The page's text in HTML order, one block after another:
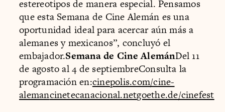
estereotipos de manera especial. Pensamos
que esta Semana de Cine Alemán es una
oportunidad ideal para acercar aún más a
alemanes y mexicanos”, concluyó el
embajador.Semana de Cine AlemánDel 11
de agosto al 4 de septiembreConsulta la
programación en:cinepolis.com/cine-
alemancinetecanacional.netgoethe.de/cinefest